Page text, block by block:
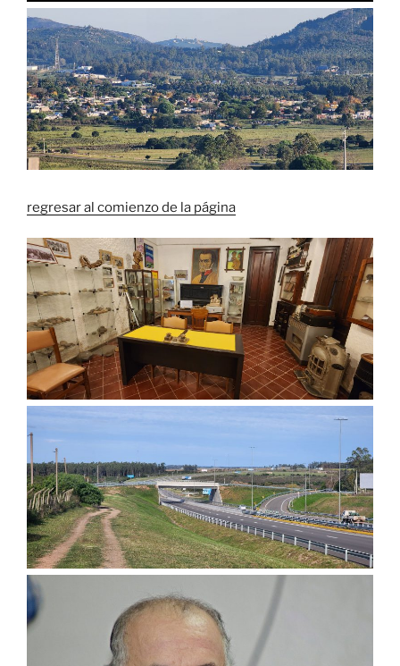
regresar al comienzo de la página